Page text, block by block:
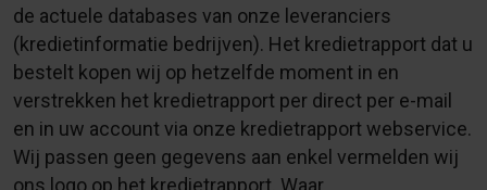
de actuele databases van onze leveranciers
(kredietinformatie bedrijven). Het kredietrapport dat u
bestelt kopen wij op hetzelfde moment in en
verstrekken het kredietrapport per direct per e-mail
en in uw account via onze kredietrapport webservice.
Wij passen geen gegevens aan enkel vermelden wij
ons logo op het kredietrapport. Waar